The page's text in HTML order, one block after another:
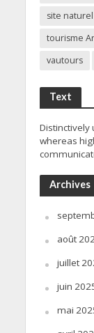
site naturel
tourisme
vautours
Text
Distinctively
whereas
Archives
août
juillet
juin
mai